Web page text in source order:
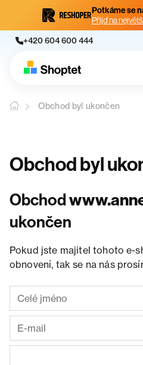
Potkáme se
Přijď na
+420 604 600 444
Obchod byl ukončen
Obchod byl
Obchod
ukončen
Pokud jste majitel tohoto e-
obnovení, tak se na nás